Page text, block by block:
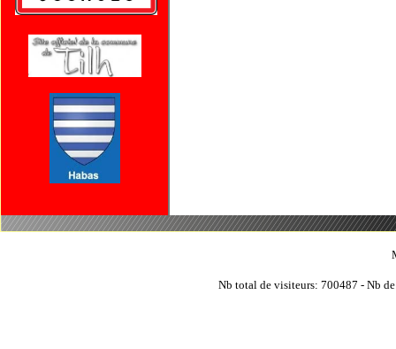
Nb total de visiteurs: 700487 - Nb